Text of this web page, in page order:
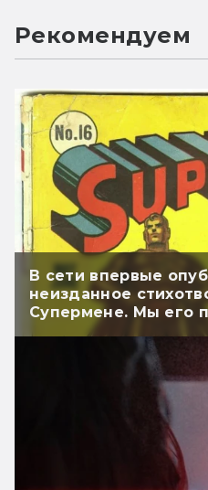
Рекомендуем
В сети впервые
неизданное
Супермене. Мы его